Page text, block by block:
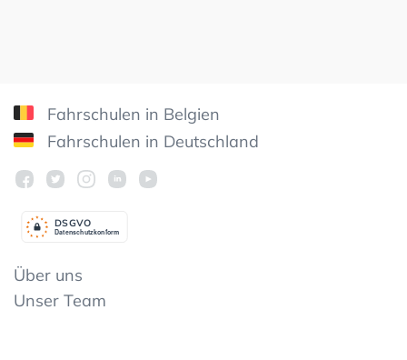
Fahrschulen in Belgien
Fahrschulen in Deutschland
Datenschutzkonform
DSGVO
Über uns
Unser Team